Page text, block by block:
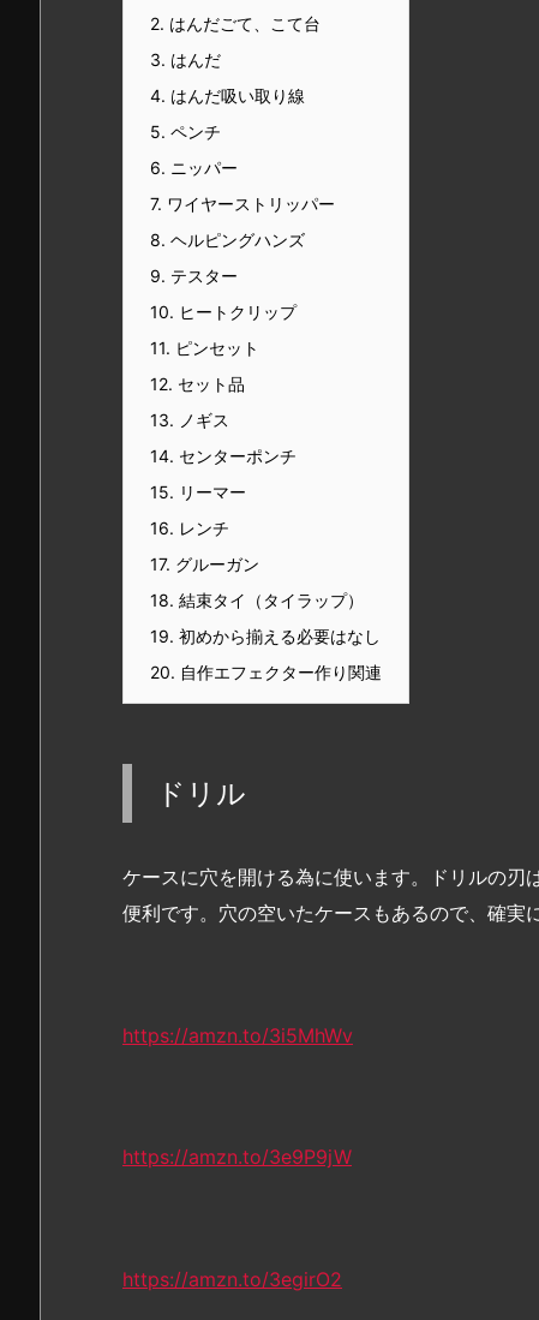
2. はんだごて、こて台
3. はんだ
4. はんだ吸い取り線
5. ペンチ
6. ニッパー
7. ワイヤーストリッパー
8. ヘルピングハンズ
9. テスター
10. ヒートクリップ
11. ピンセット
12. セット品
13. ノギス
14. センターポンチ
15. リーマー
16. レンチ
17. グルーガン
18. 結束タイ（タイラップ）
19. 初めから揃える必要はなし
20. 自作エフェクター作り関連
ドリル
ケースに穴を開ける為に使います。ドリルの刃
便利です。穴の空いたケースもあるので、確実
https://amzn.to/3i5MhWv
https://amzn.to/3e9P9jW
https://amzn.to/3egirO2